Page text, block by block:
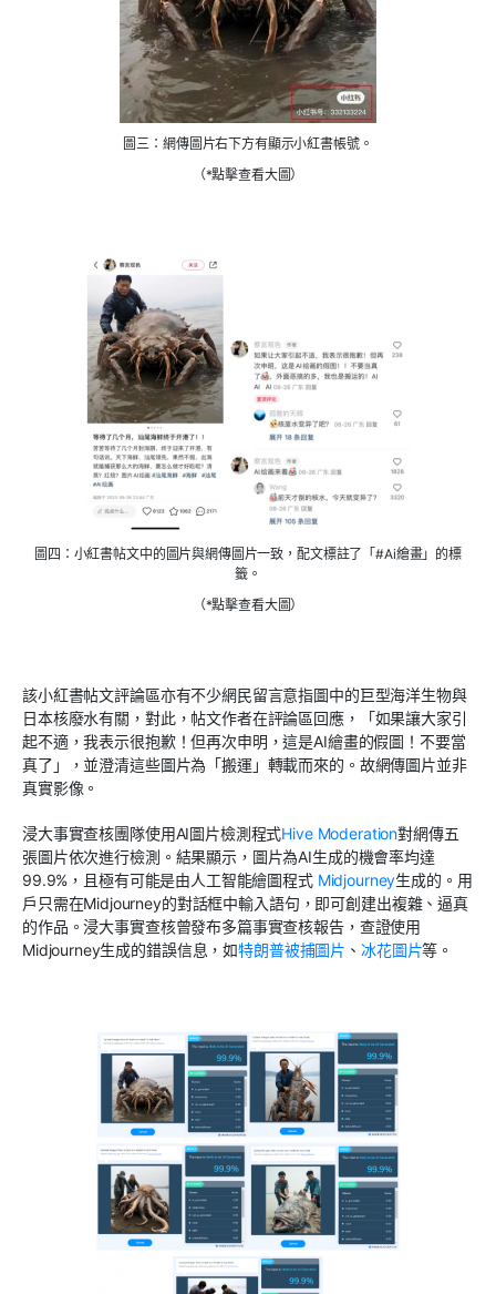
圖三：網傳圖片右下方有顯示小紅書帳號。
（*點擊查看大圖）
圖四：小紅書帖文中的圖片與網傳圖片一致，配文標註了「#Ai繪畫」的標
籤。
（*點擊查看大圖）
該小紅書帖文評論區亦有不少網民留言意指圖中的巨型海洋生物與
日本核廢水有關，對此，帖文作者在評論區回應，「如果讓大家引
起不適，我表示很抱歉！但再次申明，這是AI繪畫的假圖！不要當
真了」，並澄清這些圖片為「搬運」轉載而來的。故網傳圖片並非
真實影像。
浸大事實查核團隊使用AI圖片檢測程式Hive Moderation對網傳五
張圖片依次進行檢測。結果顯示，圖片為AI生成的機會率均達
99.9%，且極有可能是由人工智能繪圖程式 Midjourney生成的。用
戶只需在Midjourney的對話框中輸入語句，即可創建出複雜、逼真
的作品。浸大事實查核曾發布多篇事實查核報告，查證使用
Midjourney生成的錯誤信息，如特朗普被捕圖片 、 冰花圖片等。